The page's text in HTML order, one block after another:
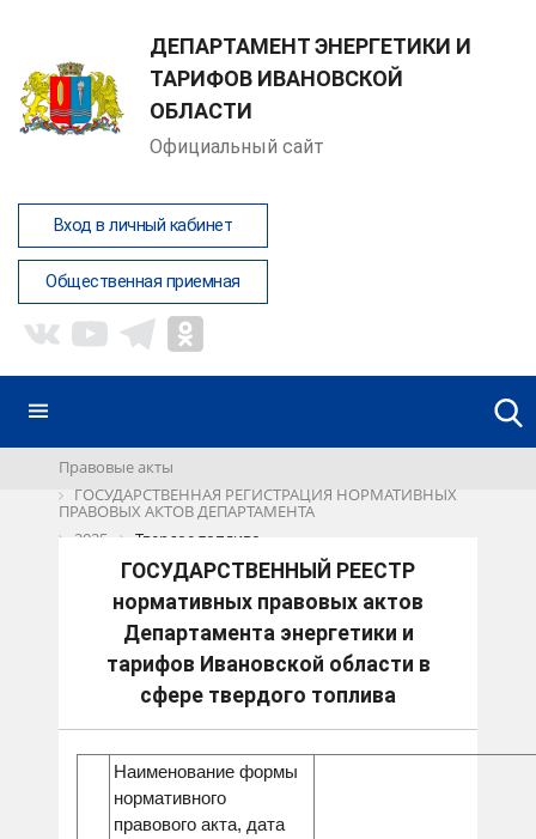
ДЕПАРТАМЕНТ ЭНЕРГЕТИКИ И
ТАРИФОВ ИВАНОВСКОЙ
ОБЛАСТИ
Официальный сайт
Вход в личный кабинет
Общественная приемная
Правовые акты
ГОСУДАРСТВЕННАЯ РЕГИСТРАЦИЯ НОРМАТИВНЫХ
ПРАВОВЫХ АКТОВ ДЕПАРТАМЕНТА
2025
Твердое топливо
ГОСУДАРСТВЕННЫЙ РЕЕСТР
нормативных правовых актов
Департамента энергетики и
тарифов Ивановской области в
сфере твердого топлива
Наименование формы
нормативного
правового акта, дата